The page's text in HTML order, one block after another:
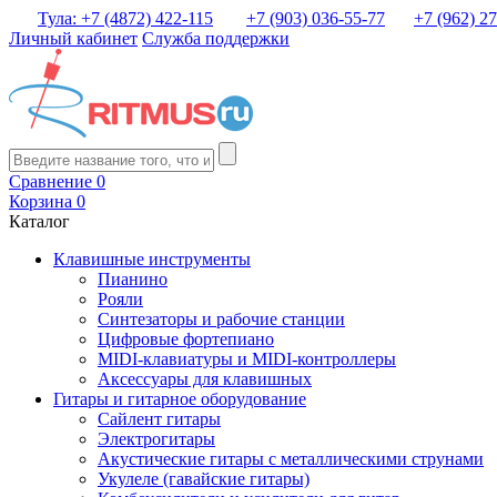
Тула: +7 (4872) 422-115 +7 (903) 036-55-77
+7 (962)
Личный кабинет Служба поддержки
Сравнение 0
Корзина 0
Каталог
Клавишные инструменты
Пианино
Рояли
Синтезаторы и рабочие станции
Цифровые фортепиано
MIDI-клавиатуры и MIDI-контроллеры
Аксессуары для клавишных
Гитары и гитарное оборудование
Сайлент гитары
Электрогитары
Акустические гитары с металлическими струнами
Укулеле (гавайские гитары)